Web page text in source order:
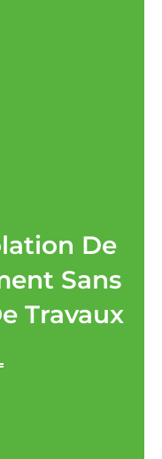
De
Sans
Travaux